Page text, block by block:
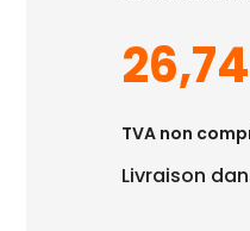
26,74
TVA non
Livraison